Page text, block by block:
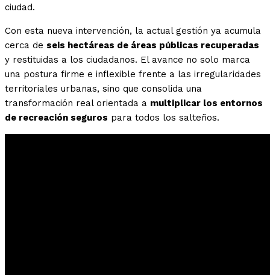
ciudad.
Con esta nueva intervención, la actual gestión ya acumula
cerca de seis hectáreas de áreas públicas recuperadas
y restituidas a los ciudadanos. El avance no solo marca
una postura firme e inflexible frente a las irregularidades
territoriales urbanas, sino que consolida una
transformación real orientada a multiplicar los entornos
de recreación seguros para todos los salteños.